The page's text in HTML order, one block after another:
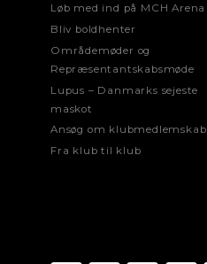
Løb med ind på MCH Arena
Bliv boldhenter
Områdemøder og
Repræsentantskabsmøde
Lupus – Danmarks sejeste
maskot
Ansøg om klubmedlemskab
Fra klub til klub